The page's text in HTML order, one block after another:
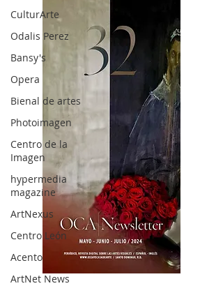
CulturArte
Odalis Perez
Bansy's
Opera
Bienal de artes
Photoimagen
Centro de la
Imagen
hypermedia
magazine
ArtNexus
Centro León
Acento
ArtNet News
OCA|News 32/ Mayo-Junio-Julio, 2023